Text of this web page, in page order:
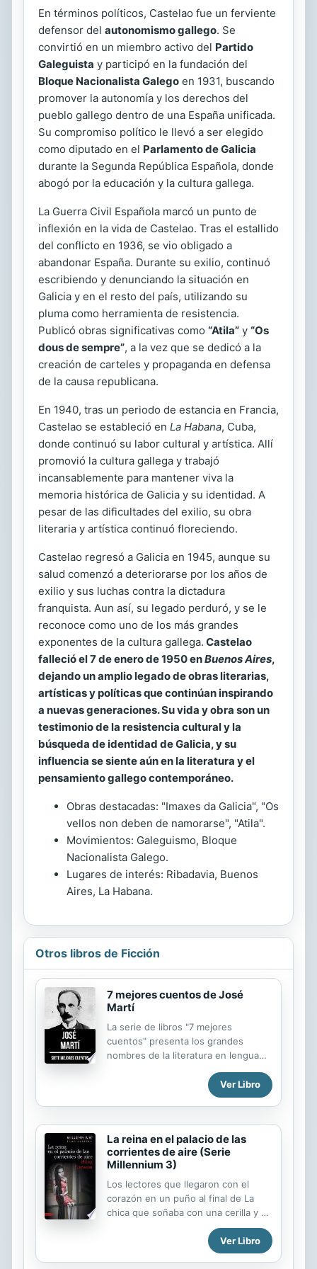
En términos políticos, Castelao fue un ferviente
defensor del autonomismo gallego. Se
convirtió en un miembro activo del Partido
Galeguista y participó en la fundación del
Bloque Nacionalista Galego en 1931, buscando
promover la autonomía y los derechos del
pueblo gallego dentro de una España unificada.
Su compromiso político le llevó a ser elegido
como diputado en el Parlamento de Galicia
durante la Segunda República Española, donde
abogó por la educación y la cultura gallega.
La Guerra Civil Española marcó un punto de
inflexión en la vida de Castelao. Tras el estallido
del conflicto en 1936, se vio obligado a
abandonar España. Durante su exilio, continuó
escribiendo y denunciando la situación en
Galicia y en el resto del país, utilizando su
pluma como herramienta de resistencia.
Publicó obras significativas como “Atila” y “Os
dous de sempre”, a la vez que se dedicó a la
creación de carteles y propaganda en defensa
de la causa republicana.
En 1940, tras un periodo de estancia en Francia,
Castelao se estableció en La Habana, Cuba,
donde continuó su labor cultural y artística. Allí
promovió la cultura gallega y trabajó
incansablemente para mantener viva la
memoria histórica de Galicia y su identidad. A
pesar de las dificultades del exilio, su obra
literaria y artística continuó floreciendo.
Castelao regresó a Galicia en 1945, aunque su
salud comenzó a deteriorarse por los años de
exilio y sus luchas contra la dictadura
franquista. Aun así, su legado perduró, y se le
reconoce como uno de los más grandes
exponentes de la cultura gallega. Castelao
falleció el7 de enero de 1950enBuenos Aires,
dejando un amplio legado de obras literarias,
artísticas y políticas que continúan inspirando
a nuevas generaciones. Su vida y obra son un
testimonio de la resistencia cultural y la
búsqueda de identidad de Galicia, y su
influencia se siente aún en la literatura y el
pensamiento gallego contemporáneo.
Obras destacadas: "Imaxes da Galicia", "Os
vellos non deben de namorarse", "Atila".
Movimientos: Galeguismo, Bloque
Nacionalista Galego.
Lugares de interés: Ribadavia, Buenos
Aires, La Habana.
Otros libros de Ficción
7 mejores cuentos de José
Martí
La serie de libros "7 mejores
cuentos" presenta los grandes
nombres de la literatura en lengua
a José Martí, escritor y politico
cubano. Martí tuvo gran participación
Cuba, además de haber iniciado el
movimiento modernista en la
literatura de ese país. Este libro
contiene los siguientes cuentos: - El
Padre las Casas. - Las ruinas índias. -
Nené traviesa. - La exposición de
París. - Bebé y el señor don
contada por sus casas. - La muñeca
Ver Libro
La reina en el palacio de las
corrientes de aire (Serie
Millennium 3)
Los lectores que llegaron con el
corazón en un puño al final de La
chica que soñaba con una cerilla y un
bidón de gasolina quizás prefieran
no seguir leyendo estas líneas y
descubrir por sí mismos cómo sigue
Ver Libro